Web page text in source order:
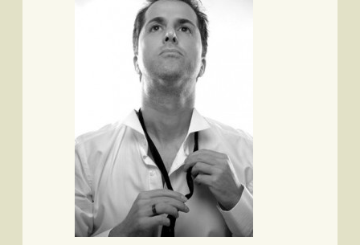
Video News
Καλλιτέχνες
Μουσικοί
Διάφοροι
Εκτός Συνόρων
Νέα
Στήλες
Polls